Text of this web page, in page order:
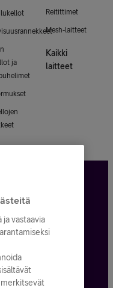
ja
Reitittimet
Mesh-laitteet
Kaikki
laitteet
vastaavia